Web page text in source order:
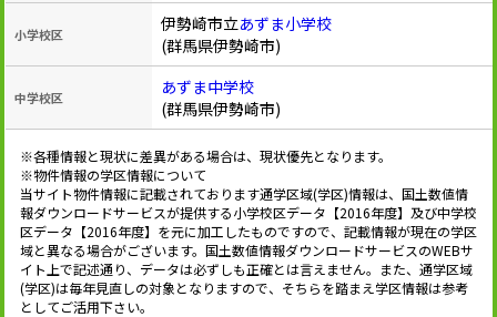
小学校区 伊勢崎市立あずま小学校
(群馬県伊勢崎市)
中学校区
あずま中学校
(群馬県伊勢崎市)
※各種情報と現状に差異がある場合は、現状優先となります。
※物件情報の学区情報について
当サイト物件情報に記載されております通学区域(学区)情報は、国土数値情
報ダウンロードサービスが提供する小学校区データ【2016年度】及び中学校
区データ【2016年度】を元に加工したものですので、記載情報が現在の学区
域と異なる場合がございます。国土数値情報ダウンロードサービスのWEBサ
イト上で記述通り、データは必ずしも正確とは言えません。また、通学区域
(学区)は毎年見直しの対象となりますので、そちらを踏まえ学区情報は参考
としてご活用下さい。